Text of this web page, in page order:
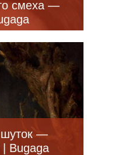
смеха —
шуток —
Bugaga